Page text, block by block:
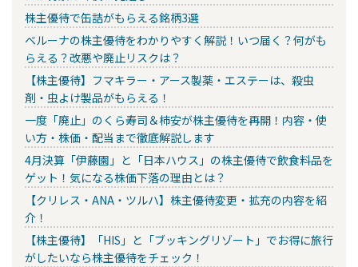
株主優待で缶詰がもらえる銘柄3選
ベルーナの株主優待をわかりやすく解説！いつ届く？何がも
らえる？改悪や廃止リスクは？
【株主優待】フマキラー・アース製薬・エステーは、殺虫
剤・虫よけ製品がもらえる！
一度「廃止」のくら寿司＆柿安が株主優待を再開！内容・使
い方・株価・配当まで徹底解説します
4月決算「伊藤園」と「日本ハウス」の株主優待で飲食料品を
ゲット！気になる株価下落の理由とは？
【クリレス・ANA・ツルハ】株主優待変更・拡充の内容を紹
介！
【株主優待】「HIS」と「ブッキングリゾート」でお得に旅行
がしたいなら株主優待をチェック！